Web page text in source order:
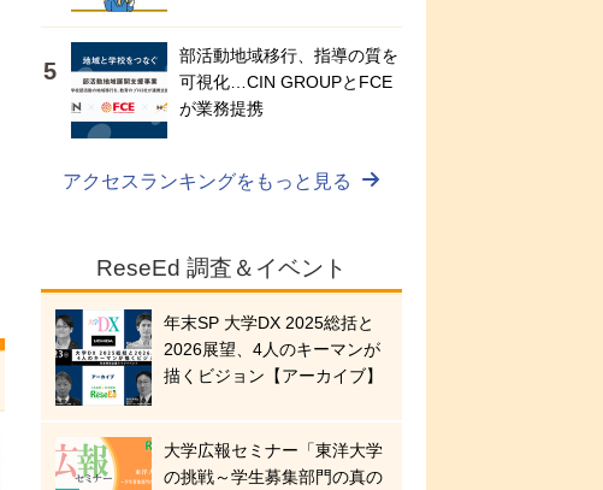
部活動地域移行、指導の質を
可視化…CIN GROUPとFCE
が業務提携
アクセスランキングをもっと見る
ReseEd 調査＆イベント
年末SP 大学DX 2025総括と
2026展望、4人のキーマンが
描くビジョン【アーカイブ】
大学広報セミナー「東洋大学
の挑戦～学生募集部門の真の